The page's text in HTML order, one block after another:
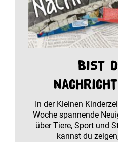
Bist
In der Kleinen
Woche spannende
über Tiere, Sport und
kannst du